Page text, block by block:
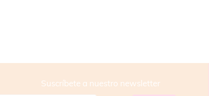
Suscríbete a nuestro newsletter